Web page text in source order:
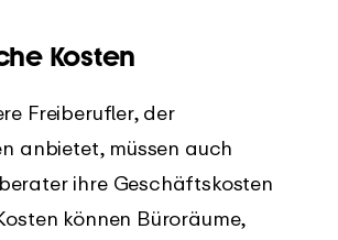
Kosten
Freiberufler, der
anbietet, müssen auch
ihre Geschäftskosten
können Büroräume,